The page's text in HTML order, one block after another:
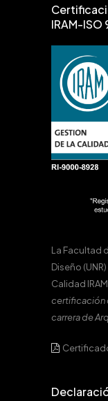
IRAM-ISO
La Facultad
Diseño
Calidad
certificación
carrera de